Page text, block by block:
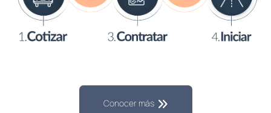
Conocer más